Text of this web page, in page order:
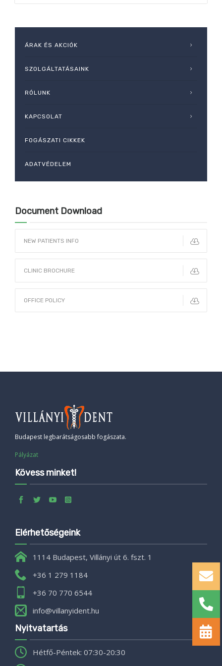
ÁRAK ÉS AKCIÓK
SZOLGÁLTATÁSAINK
RÓLUNK
KAPCSOLAT
FOGÁSZATI CIKKEK
ADATVÉDELEM
Document Download
NEW PATIENTS INFO
CLINIC BROCHURE
OFFICE POLICY
Budapest legbarátságosabb fogászata.
Pályázat
Kövess minket!
Elérhetőségeink
1114 Budapest, Villányi út 6. fszt. 1
+36 1 279 1184
+36 70 770 6544
info@villanyident.hu
Nyitvatartás
Hétfő-Péntek: 07:30-20:30